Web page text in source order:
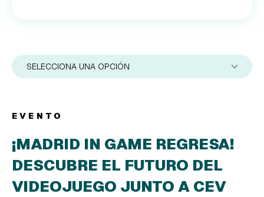
SELECCIONA UNA OPCIÓN
EVENTO
¡MADRID IN GAME REGRESA!
DESCUBRE EL FUTURO DEL
VIDEOJUEGO JUNTO A CEV